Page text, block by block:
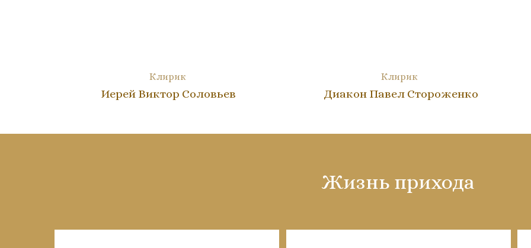
Клирик
Диакон Павел Стороженко
Клирик
Иерей Виктор Соловьев
Жизнь прихода